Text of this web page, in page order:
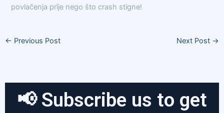
povlačenja prije nego što crash stigne!
← Previous Post Next Post →
📢 Subscribe us to get